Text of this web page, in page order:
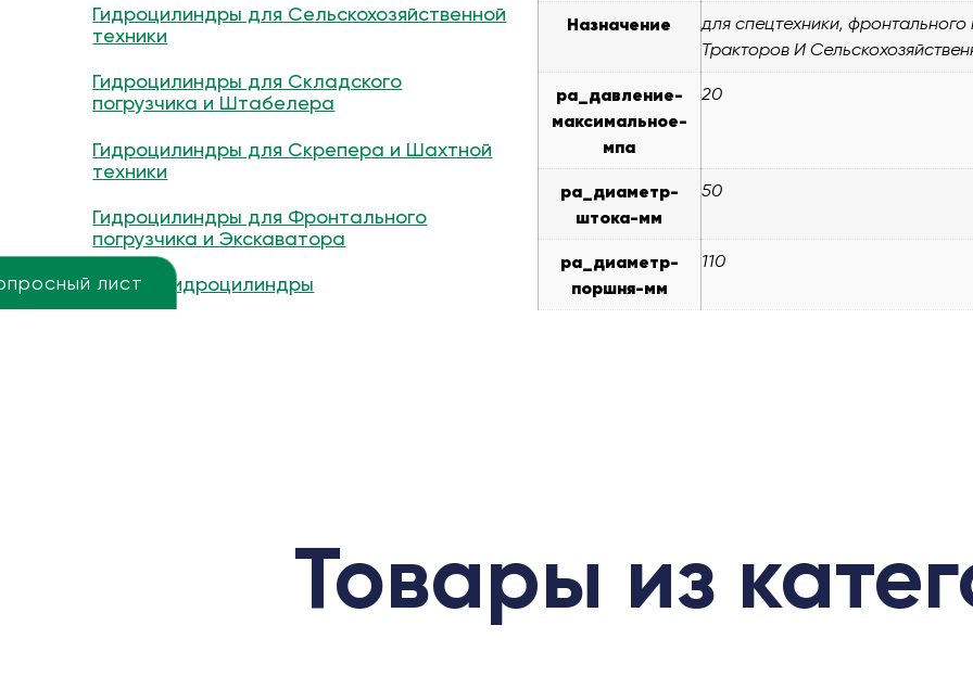
лист
Гидроцилиндры для Сельскохозяйственной
техники
Гидроцилиндры для Складского
погрузчика и Штабелера
Гидроцилиндры для Скрепера и Шахтной
техники
Гидроцилиндры для Фронтального
погрузчика и Экскаватора
Другие гидроцилиндры
Назначение
для спецтехники,
Тракторов И
pa_давление-
максимальное-
мпа
20
pa_диаметр-
штока-мм
50
pa_диаметр-
поршня-мм
110
Товары из